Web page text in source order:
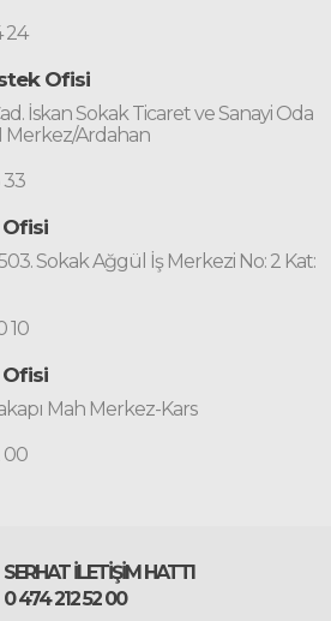
24
Ofisi
İskan Sokak Ticaret ve Sanayi Oda
Merkez/Ardahan
33
Ofisi
Sokak Ağgül İş Merkezi No: 2 Kat:
10
Ofisi
Mah Merkez-Kars
00
SERHAT İLETİŞİM HATTI
0 474 212 52 00